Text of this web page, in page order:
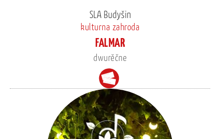
SLA Budyšin
kulturna zahroda
FALMAR
dwurěčne